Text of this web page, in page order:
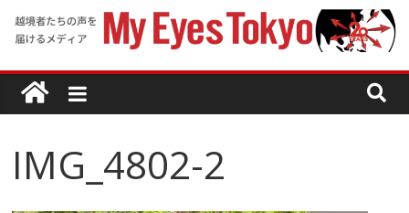
IMG_4802-2